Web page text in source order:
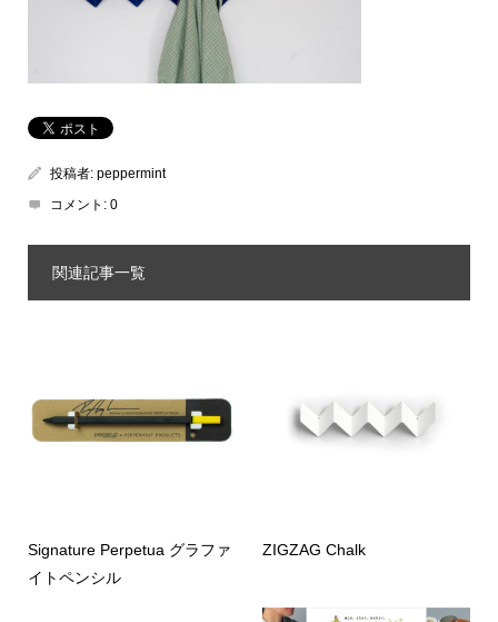
投稿者: peppermint
コメント: 0
関連記事一覧
Signature Perpetua グラファ
イトペンシル
ZIGZAG Chalk